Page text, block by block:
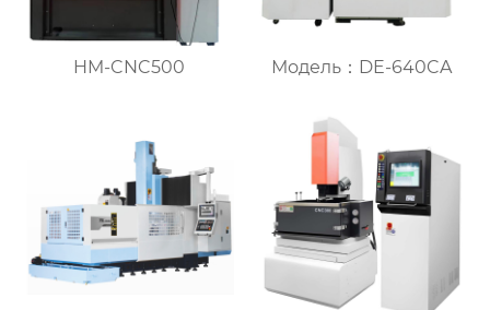
HM-CNC500 Модель：DE-640CA